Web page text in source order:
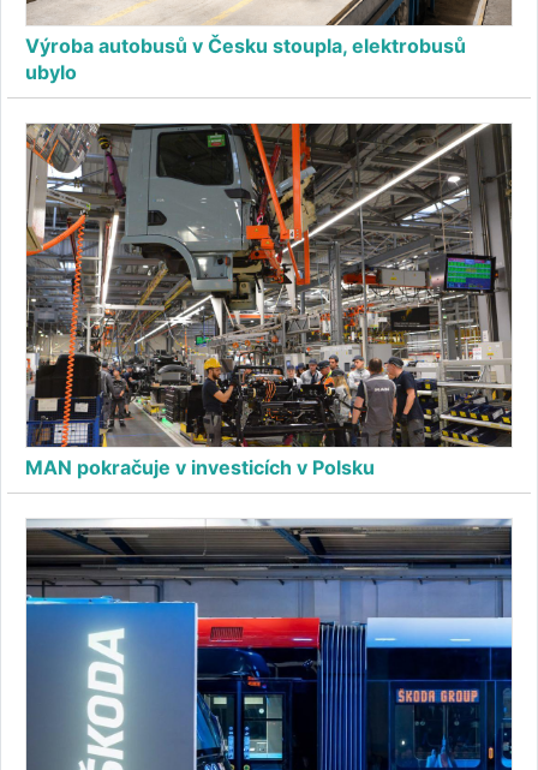
Výroba autobusů v Česku stoupla, elektrobusů
ubylo
MAN pokračuje v investicích v Polsku